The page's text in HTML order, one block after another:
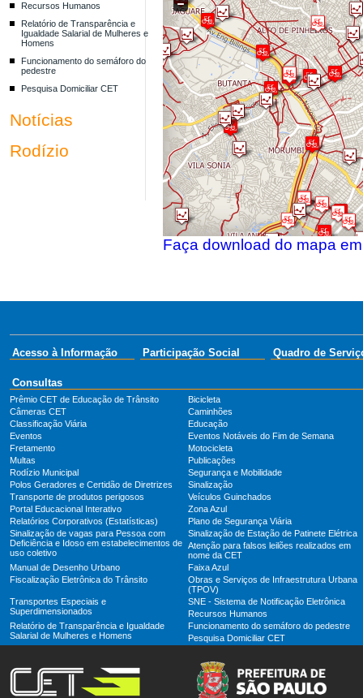
Recursos Humanos
Relatório de Transparência e
Igualdade Salarial de Mulheres e
Homens
Funcionamento do semáforo do
pedestre
Pesquisa Domiciliar CET
Notícias
Rodízio
Faça download do mapa
Acesso à Informação Participação Social Quadro de
Consultas
Prêmio CET de Educação de Trânsito
Bicicleta
Câmeras CET
Caminhões
Classificação Viária
Educação
Eventos
Eventos Notáveis do Fim de Semana
Fretamento
Motocicleta
Multas
Publicações
Rodízio Municipal
Segurança e Mobilidade
Polos Geradores e Certidão de Diretrizes
Sinalização
Transporte de produtos perigosos
Veículos Guinchados
Portal Educacional Interativo
Zona Azul
Relatórios Corporativos (Estatísticas)
Plano de Segurança Viária
Sinalização de vagas para Pessoa com
Deficiência e Idoso em estabelecimentos de
uso coletivo
Sinalização de Estação de Patinete Elétrica
Atenção para falsos leilões realizados em
nome da CET
Manual de Desenho Urbano
Faixa Azul
Fiscalização Eletrônica do Trânsito
Obras e Serviços de Infraestrutura Urbana
(TPOV)
Transportes Especiais e
Superdimensionados
SNE - Sistema de Notificação Eletrônica
Recursos Humanos
Relatório de Transparência e Igualdade
Salarial de Mulheres e Homens
Funcionamento do semáforo do pedestre
Pesquisa Domiciliar CET